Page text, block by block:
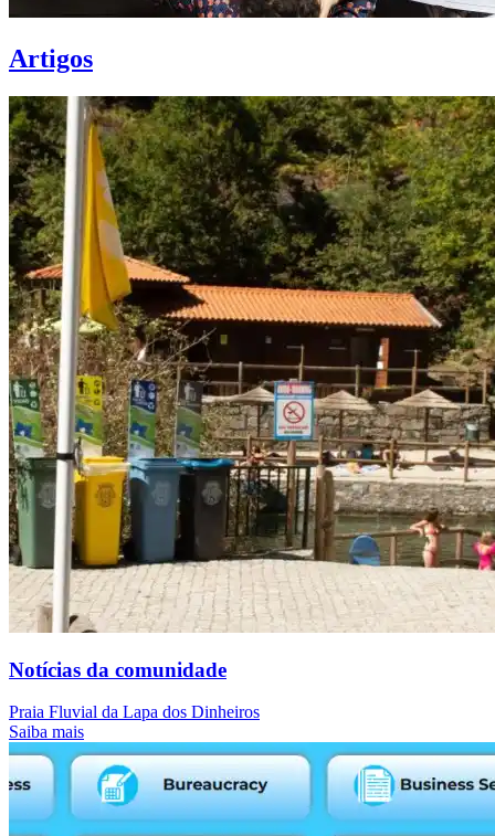
Artigos
Notícias da comunidade
Praia Fluvial da Lapa dos Dinheiros
Saiba mais